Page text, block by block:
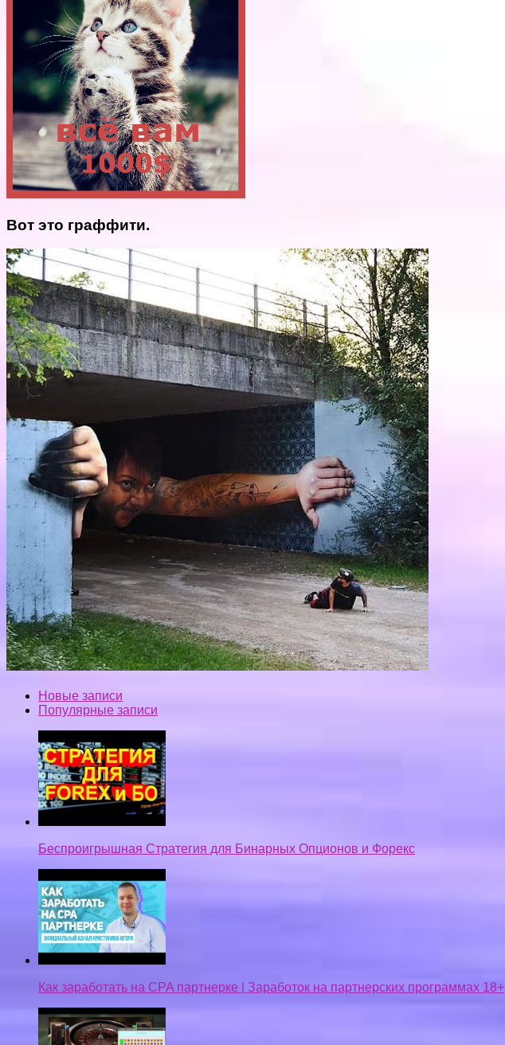
Вот это граффити.
Новые записи
Популярные записи
Беспроигрышная Стратегия для Бинарных Опционов и Форекс
Как заработать на CPA партнерке | Заработок на партнерских программах 18+